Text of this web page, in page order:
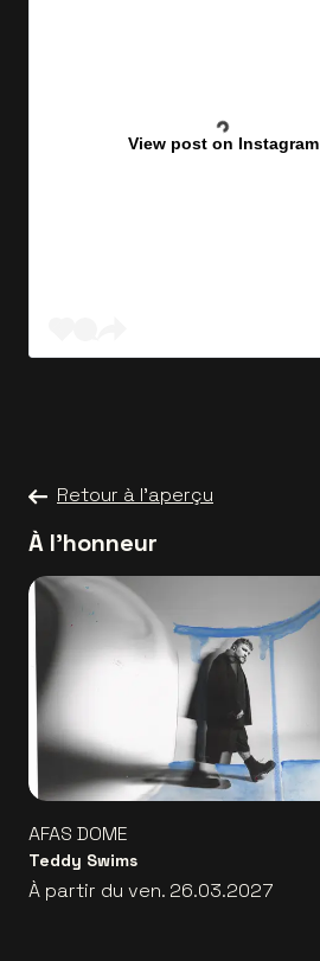
View post on Instagram
Retour à l'aperçu
À l'honneur
AFAS DOME
Teddy Swims
À partir du ven. 26.03.2027